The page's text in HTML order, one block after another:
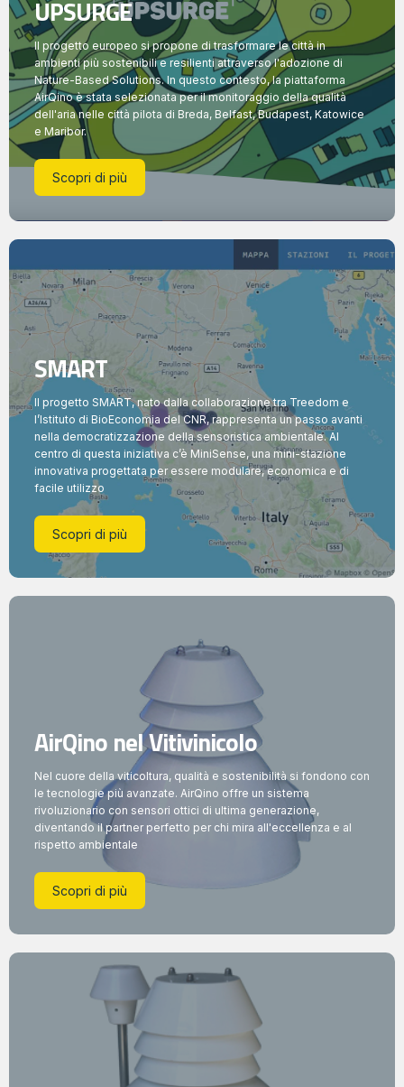
UPSURGE
Il progetto europeo si propone di trasformare le città in
ambienti più sostenibili e resilienti attraverso l'adozione di
Nature-Based Solutions. In questo contesto, la piattaforma
AirQino è stata selezionata per il monitoraggio della qualità
dell'aria nelle città pilota di Breda, Belfast, Budapest, Katowice
e Maribor.
Scopri di più
SMART
Il progetto SMART, nato dalla collaborazione tra Treedom e
l’Istituto di BioEconomia del CNR, rappresenta un passo avanti
nella democratizzazione della sensoristica ambientale. Al
centro di questa iniziativa c’è MiniSense, una mini-stazione
innovativa progettata per essere modulare, economica e di
facile utilizzo
Scopri di più
AirQino nel Vitivinicolo
Nel cuore della viticoltura, qualità e sostenibilità si fondono con
le tecnologie più avanzate. AirQino offre un sistema
rivoluzionario con sensori ottici di ultima generazione,
diventando il partner perfetto per chi mira all'eccellenza e al
rispetto ambientale
Scopri di più